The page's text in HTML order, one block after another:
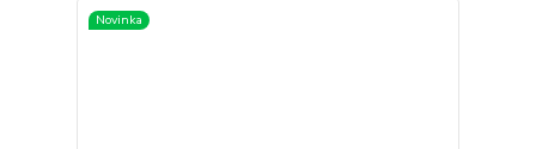
Novinka